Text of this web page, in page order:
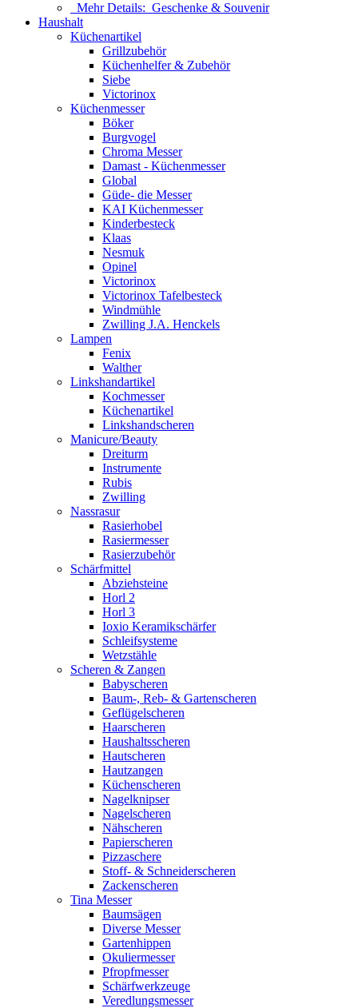
Mehr Details: Geschenke & Souvenir
Haushalt
Küchenartikel
Grillzubehör
Küchenhelfer & Zubehör
Siebe
Victorinox
Küchenmesser
Böker
Burgvogel
Chroma Messer
Damast - Küchenmesser
Global
Güde- die Messer
KAI Küchenmesser
Kinderbesteck
Klaas
Nesmuk
Opinel
Victorinox
Victorinox Tafelbesteck
Windmühle
Zwilling J.A. Henckels
Lampen
Fenix
Walther
Linkshandartikel
Kochmesser
Küchenartikel
Linkshandscheren
Manicure/Beauty
Dreiturm
Instrumente
Rubis
Zwilling
Nassrasur
Rasierhobel
Rasiermesser
Rasierzubehör
Schärfmittel
Abziehsteine
Horl 2
Horl 3
Ioxio Keramikschärfer
Schleifsysteme
Wetzstähle
Scheren & Zangen
Babyscheren
Baum-, Reb- & Gartenscheren
Geflügelscheren
Haarscheren
Haushaltsscheren
Hautscheren
Hautzangen
Küchenscheren
Nagelknipser
Nagelscheren
Nähscheren
Papierscheren
Pizzaschere
Stoff- & Schneiderscheren
Zackenscheren
Tina Messer
Baumsägen
Diverse Messer
Gartenhippen
Okuliermesser
Pfropfmesser
Schärfwerkzeuge
Veredlungsmesser